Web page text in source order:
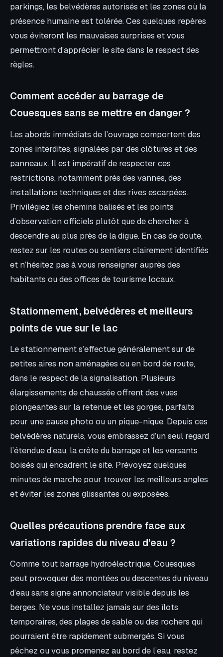
parkings, les belvédères autorisés et les zones où la
présence humaine est tolérée. Ces quelques repères
vous éviteront les mauvaises surprises et vous
permettront d’apprécier le site dans le respect des
règles.
Comment accéder au barrage de
Couesques sans se mettre en danger ?
Les abords immédiats de l’ouvrage comportent des
zones interdites, signalées par des clôtures et des
panneaux. Il est impératif de respecter ces
restrictions, notamment près des vannes, des
installations techniques et des rives escarpées.
Privilégiez les chemins balisés et les points
d’observation officiels plutôt que de chercher à
descendre au plus près de la digue. En cas de doute,
restez sur les routes ou sentiers clairement identifiés
et n’hésitez pas à vous renseigner auprès des
habitants ou des offices de tourisme locaux.
Stationnement, belvédères et meilleurs
points de vue sur le lac
Le stationnement s’effectue généralement sur de
petites aires non aménagées ou en bord de route,
dans le respect de la signalisation. Plusieurs
élargissements de chaussée offrent des vues
plongeantes sur la retenue et les gorges, parfaits
pour une pause photo ou un pique-nique. Depuis ces
belvédères naturels, vous embrassez d’un seul regard
l’étendue d’eau, la crête du barrage et les versants
boisés qui encadrent le site. Prévoyez quelques
minutes de marche pour trouver les meilleurs angles
et éviter les zones glissantes ou exposées.
Quelles précautions prendre face aux
variations rapides du niveau d’eau ?
Comme tout barrage hydroélectrique, Couesques
peut provoquer des montées ou descentes du niveau
d’eau sans signe annonciateur visible depuis les
berges. Ne vous installez jamais sur des îlots
temporaires, des plages de sable ou des rochers qui
pourraient être rapidement submergés. Si vous
pêchez ou vous promenez au bord de l’eau, restez